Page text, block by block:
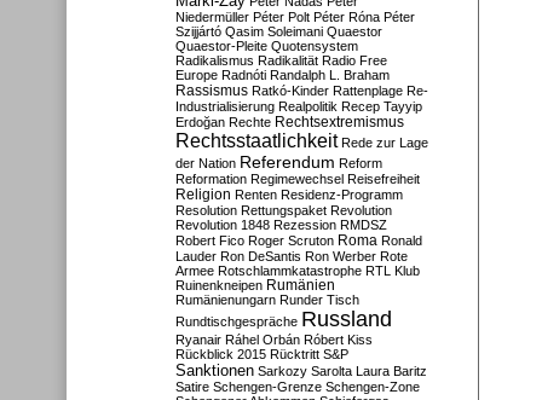
Niedermüller Péter Polt Péter Róna Péter
Szijjártó Qasim Soleimani Quaestor
Quaestor-Pleite Quotensystem
Radikalismus Radikalität Radio Free
Europe Radnóti Randalph L. Braham
Rassismus Ratkó-Kinder Rattenplage Re-
Industrialisierung Realpolitik Recep Tayyip
Erdoğan Rechte Rechtsextremismus
Rechtsstaatlichkeit Rede zur Lage
der Nation Referendum Reform
Reformation Regimewechsel Reisefreiheit
Religion Renten Residenz-Programm
Resolution Rettungspaket Revolution
Revolution 1848 Rezession RMDSZ
Robert Fico Roger Scruton Roma Ronald
Lauder Ron DeSantis Ron Werber Rote
Armee Rotschlammkatastrophe RTL Klub
Ruinenkneipen Rumänien
Rumänienungarn Runder Tisch
Rundtischgespräche Russland
Ryanair Ráhel Orbán Róbert Kiss
Rückblick 2015 Rücktritt S&P
Sanktionen Sarkozy Sarolta Laura Baritz
Satire Schengen-Grenze Schengen-Zone